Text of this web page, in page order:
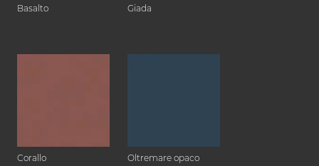
Basalto Giada
Corallo Oltremare opaco